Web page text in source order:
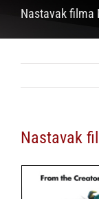
Nastavak filma
Nastavak